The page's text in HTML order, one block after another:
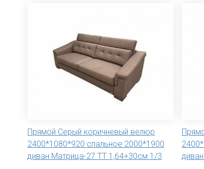
Прямой Серый коричневый велюр
2400*1080*920 спальное 2000*1900
диван Матрица-27 ТТ 1,64+30см 1/3